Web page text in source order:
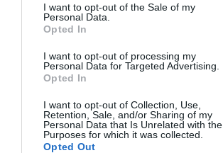
I want to opt-out of the Sale of my
Personal Data.
Opted In
I want to opt-out of processing my
Personal Data for Targeted Advertising.
Opted In
I want to opt-out of Collection, Use,
Retention, Sale, and/or Sharing of my
Personal Data that Is Unrelated with the
Purposes for which it was collected.
Opted Out
ΠΡΟΒΟΛΉ ΠΡΟΤΙΜΉΣΕΩΝ
Πολιτική Cookies